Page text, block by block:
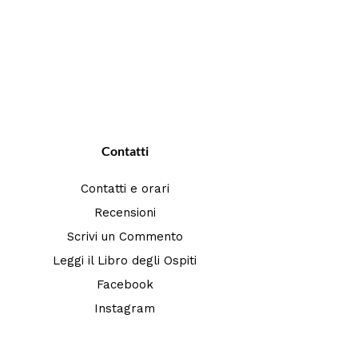
Contatti
Contatti e orari
Recensioni
Scrivi un Commento
Leggi il Libro degli Ospiti
Facebook
Instagram